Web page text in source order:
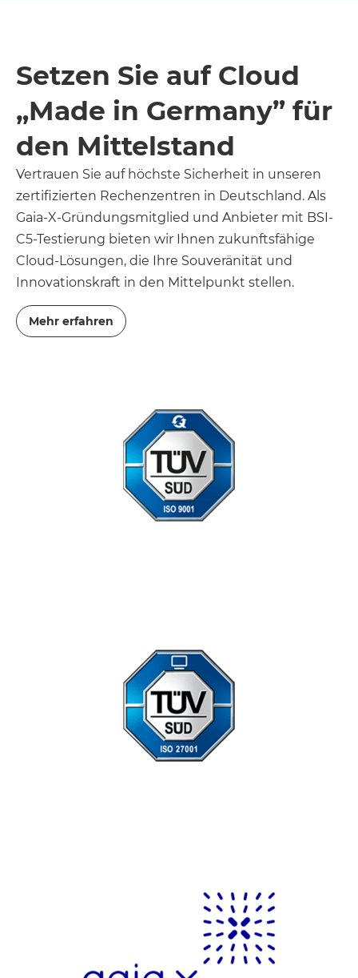
Setzen Sie auf Cloud
„Made in Germany” für
den Mittelstand
Vertrauen Sie auf höchste Sicherheit in unseren
zertifizierten Rechenzentren in Deutschland. Als
Gaia-X-Gründungsmitglied und Anbieter mit BSI-
C5-Testierung bieten wir Ihnen zukunftsfähige
Cloud-Lösungen, die Ihre Souveränität und
Innovationskraft in den Mittelpunkt stellen.
Mehr erfahren